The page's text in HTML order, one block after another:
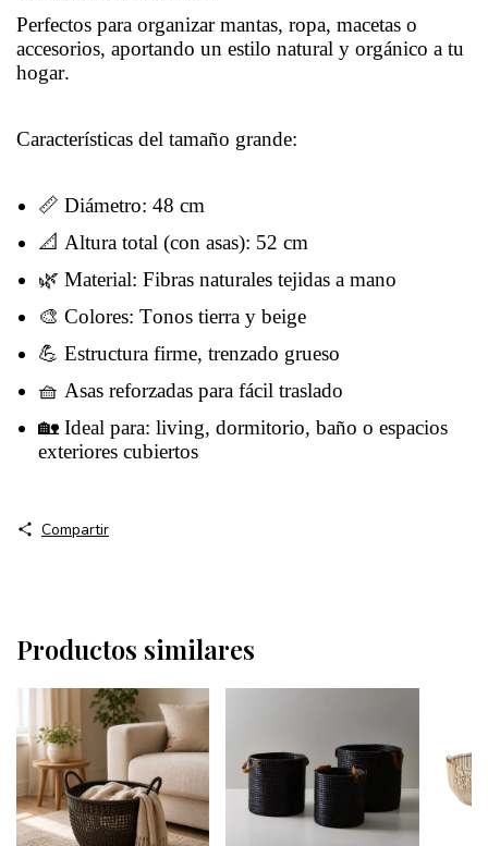
Perfectos para organizar mantas, ropa, macetas o
accesorios, aportando un estilo natural y orgánico a tu
hogar.
Características del tamaño grande:
📏 Diámetro: 48 cm
📐 Altura total (con asas): 52 cm
🌿 Material: Fibras naturales tejidas a mano
🎨 Colores: Tonos tierra y beige
💪 Estructura firme, trenzado grueso
🧺 Asas reforzadas para fácil traslado
🏡 Ideal para: living, dormitorio, baño o espacios
exteriores cubiertos
Compartir
Productos similares